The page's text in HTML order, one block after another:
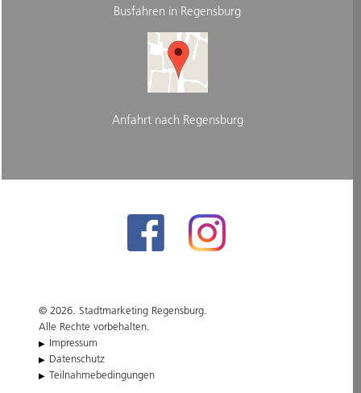
Busfahren in Regensburg
Anfahrt nach Regensburg
© 2026. Stadtmarketing Regensburg.
Alle Rechte vorbehalten.
Impressum
Datenschutz
Teilnahmebedingungen